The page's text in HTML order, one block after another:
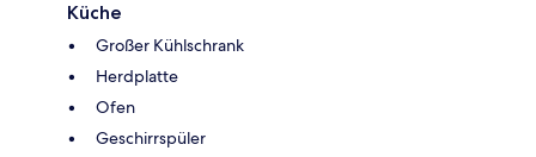
Küche
Großer Kühlschrank
Herdplatte
Ofen
Geschirrspüler